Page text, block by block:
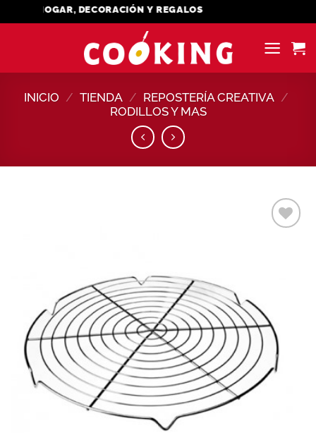
al
HOGAR, DECORACIÓN Y REGALOS
INICIO / TIENDA / REPOSTERÍA CREATIVA /
RODILLOS Y MAS